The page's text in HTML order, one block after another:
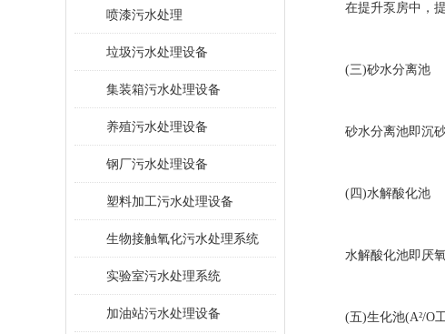
喷漆污水处理
垃圾污水处理设备
集装箱污水处理设备
养殖污水处理设备
钢厂污水处理设备
塑料加工污水处理设备
生物接触氧化污水处理系统
​实验室污水处理系统
加油站污水处理设备
在提升泵房中，提
(三)砂水分离池
砂水分离池即沉砂
(四)水解酸化池
水解酸化池即厌氧
(五)生化池(A²/O